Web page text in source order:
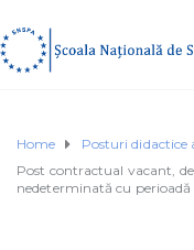
Home
Posturi didactice
Post contractual vacant,
nedeterminată cu